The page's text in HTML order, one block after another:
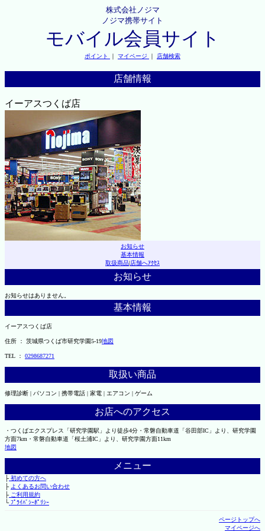
株式会社ノジマ
ノジマ携帯サイト
モバイル会員サイト
ポイント ｜ マイページ ｜ 店舗検索
店舗情報
イーアスつくば店
お知らせ
基本情報
取扱商品|店舗へｱｸｾｽ
お知らせ
お知らせはありません。
基本情報
イーアスつくば店
住所 ： 茨城県つくば市研究学園5-19地図
TEL ： 0298687271
取扱い商品
修理診断 | パソコン | 携帯電話 | 家電 | エアコン | ゲーム
お店へのアクセス
・つくばエクスプレス「研究学園駅」より徒歩4分・常磐自動車道「谷田部IC」より、研究学園
方面7km・常磐自動車道「桜土浦IC」より、研究学園方面11km
地図
メニュー
├初めての方へ
├ よくあるお問い合わせ
├ご利用規約
└ﾌﾟﾗｲﾊﾞｼｰﾎﾟﾘｼｰ
ページトップへ
マイページへ